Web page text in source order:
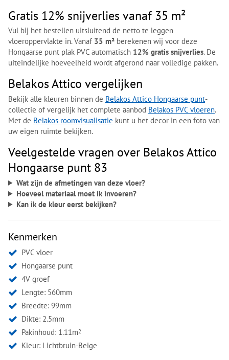
Gratis 12% snijverlies vanaf 35 m²
Vul bij het bestellen uitsluitend de netto te leggen
vloeroppervlakte in. Vanaf 35 m² berekenen wij voor deze
Hongaarse punt plak PVC automatisch 12% gratis snijverlies. De
uiteindelijke hoeveelheid wordt afgerond naar volledige pakken.
Belakos Attico vergelijken
Bekijk alle kleuren binnen de Belakos Attico Hongaarse punt-
collectie of vergelijk het complete aanbod Belakos PVC vloeren.
Met de Belakos roomvisualisatie kunt u het decor in een foto van
uw eigen ruimte bekijken.
Veelgestelde vragen over Belakos Attico
Hongaarse punt 83
Wat zijn de afmetingen van deze vloer?
Hoeveel materiaal moet ik invoeren?
Kan ik de kleur eerst bekijken?
Kenmerken
PVC vloer
Hongaarse punt
4V groef
Lengte: 560mm
Breedte: 99mm
Dikte: 2.5mm
Pakinhoud: 1.11m2
Kleur: Lichtbruin-Beige